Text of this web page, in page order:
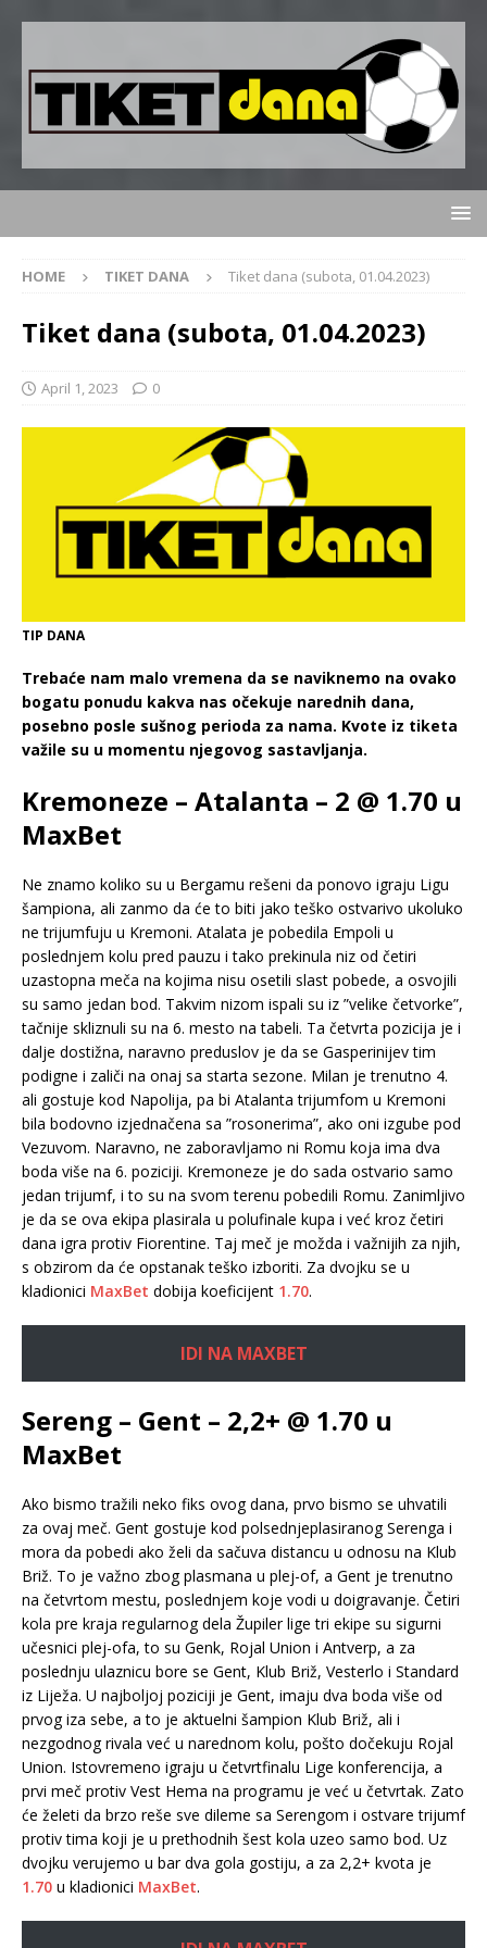
HOME TIKET DANA Tiket dana (subota, 01.04.2023)
Tiket dana (subota, 01.04.2023)
April 1, 2023 0
TIP DANA
Trebaće nam malo vremena da se naviknemo na ovako
bogatu ponudu kakva nas očekuje narednih dana,
posebno posle sušnog perioda za nama. Kvote iz tiketa
važile su u momentu njegovog sastavljanja.
Kremoneze – Atalanta – 2 @ 1.70 u
MaxBet
Ne znamo koliko su u Bergamu rešeni da ponovo igraju Ligu
šampiona, ali zanmo da će to biti jako teško ostvarivo ukoluko
ne trijumfuju u Kremoni. Atalata je pobedila Empoli u
poslednjem kolu pred pauzu i tako prekinula niz od četiri
uzastopna meča na kojima nisu osetili slast pobede, a osvojili
su samo jedan bod. Takvim nizom ispali su iz ”velike četvorke”,
tačnije skliznuli su na 6. mesto na tabeli. Ta četvrta pozicija je i
dalje dostižna, naravno preduslov je da se Gasperinijev tim
podigne i zaliči na onaj sa starta sezone. Milan je trenutno 4.
ali gostuje kod Napolija, pa bi Atalanta trijumfom u Kremoni
bila bodovno izjednačena sa ”rosonerima”, ako oni izgube pod
Vezuvom. Naravno, ne zaboravljamo ni Romu koja ima dva
boda više na 6. poziciji. Kremoneze je do sada ostvario samo
jedan trijumf, i to su na svom terenu pobedili Romu. Zanimljivo
je da se ova ekipa plasirala u polufinale kupa i već kroz četiri
dana igra protiv Fiorentine. Taj meč je možda i važnijih za njih,
s obzirom da će opstanak teško izboriti. Za dvojku se u
kladionici MaxBet dobija koeficijent 1.70.
IDI NA MAXBET
Sereng – Gent – 2,2+ @ 1.70 u
MaxBet
Ako bismo tražili neko fiks ovog dana, prvo bismo se uhvatili
za ovaj meč. Gent gostuje kod polsednjeplasiranog Serenga i
mora da pobedi ako želi da sačuva distancu u odnosu na Klub
Briž. To je važno zbog plasmana u plej-of, a Gent je trenutno
na četvrtom mestu, poslednjem koje vodi u doigravanje. Četiri
kola pre kraja regularnog dela Župiler lige tri ekipe su sigurni
učesnici plej-ofa, to su Genk, Rojal Union i Antverp, a za
poslednju ulaznicu bore se Gent, Klub Briž, Vesterlo i Standard
iz Liježa. U najboljoj poziciji je Gent, imaju dva boda više od
prvog iza sebe, a to je aktuelni šampion Klub Briž, ali i
nezgodnog rivala već u narednom kolu, pošto dočekuju Rojal
Union. Istovremeno igraju u četvrtfinalu Lige konferencija, a
prvi meč protiv Vest Hema na programu je već u četvrtak. Zato
će želeti da brzo reše sve dileme sa Serengom i ostvare trijumf
protiv tima koji je u prethodnih šest kola uzeo samo bod. Uz
dvojku verujemo u bar dva gola gostiju, a za 2,2+ kvota je
1.70 u kladionici MaxBet.